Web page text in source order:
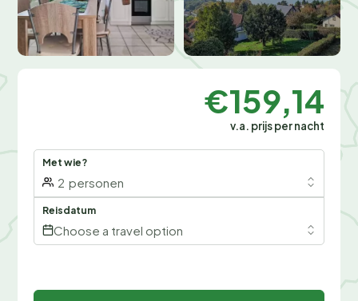
€159,14
v.a. prijs per nacht
Met wie?
2 personen
Reisdatum
Choose a travel option